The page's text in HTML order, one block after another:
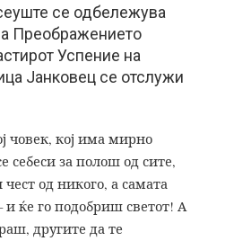
се одбележува
Преображението
Успение на
Јанковец се отслужи
човек, кој има мирно
себеси за полош од сите,
од никого, а самата
и ќе го подобриш светот! А
другите да те